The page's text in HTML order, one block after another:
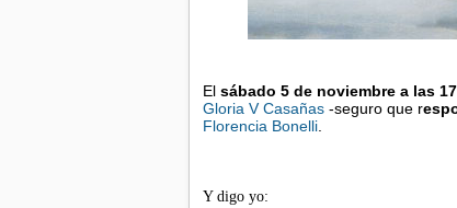
El sábado 5 de noviembre a las
Gloria V Casañas -seguro que r
Florencia Bonelli
Y digo yo: